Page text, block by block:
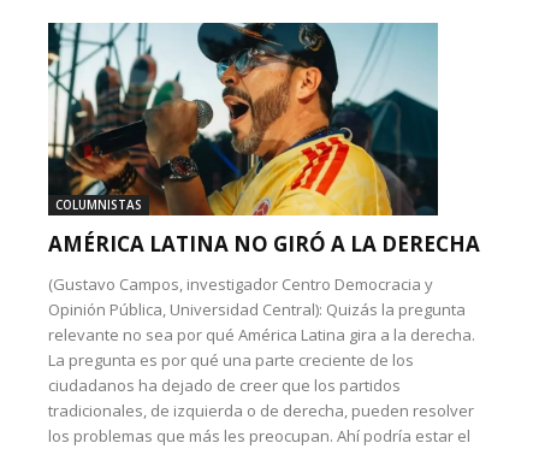
COLUMNISTAS
AMÉRICA LATINA NO GIRÓ A LA DERECHA
(Gustavo Campos, investigador Centro Democracia y
Opinión Pública, Universidad Central): Quizás la pregunta
relevante no sea por qué América Latina gira a la derecha.
La pregunta es por qué una parte creciente de los
ciudadanos ha dejado de creer que los partidos
tradicionales, de izquierda o de derecha, pueden resolver
los problemas que más les preocupan. Ahí podría estar el